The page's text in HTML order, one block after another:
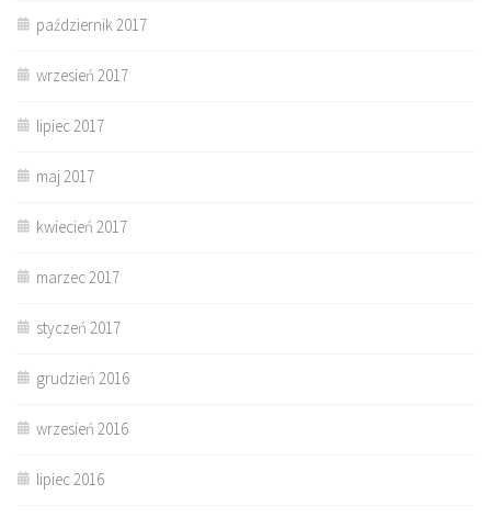
październik 2017
wrzesień 2017
lipiec 2017
maj 2017
kwiecień 2017
marzec 2017
styczeń 2017
grudzień 2016
wrzesień 2016
lipiec 2016